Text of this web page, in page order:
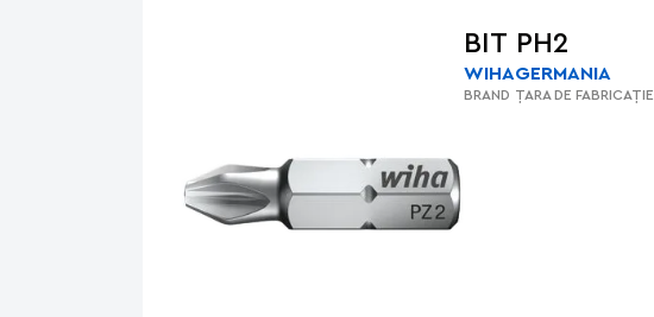
BIT PH2
WIHA
BRAND
GERMANIA
ȚARA DE FABRICAȚIE